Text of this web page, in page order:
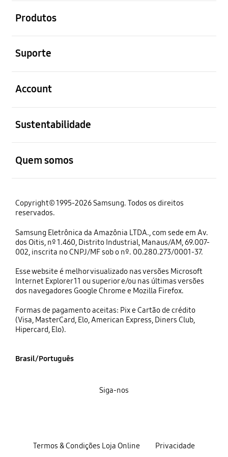
Produtos
Suporte
Account
Sustentabilidade
Quem somos
Copyright© 1995-2026 Samsung. Todos os direitos
reservados.
Samsung Eletrônica da Amazônia LTDA., com sede em Av.
dos Oitis, nº 1.460, Distrito Industrial, Manaus/AM, 69.007-
002, inscrita no CNPJ/MF sob o nº. 00.280.273/0001-37.
Esse website é melhor visualizado nas versões Microsoft
Internet Explorer 11 ou superior e/ou nas últimas versões
dos navegadores Google Chrome e Mozilla Firefox.
Formas de pagamento aceitas: Pix e Cartão de crédito
(Visa, MasterCard, Elo, American Express, Diners Club,
Hipercard, Elo).
Brasil/Português
Termos & Condições Loja Online Privacidade
Siga-nos